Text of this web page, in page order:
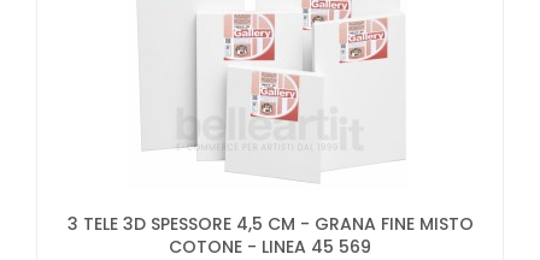
3 TELE 3D SPESSORE 4,5 CM - GRANA FINE MISTO
COTONE - LINEA 45 569